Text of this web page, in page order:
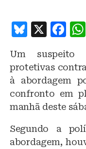
B
e
s
k
y
X
F
c
e
b
o
o
k
Um suspeito
protetivas
à abordagem
confronto em
manhã deste
Segundo a
abordagem,